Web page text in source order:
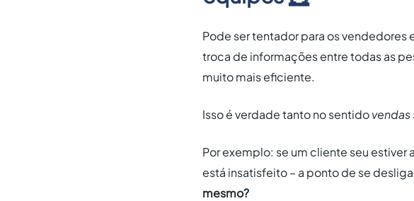
Pode ser tentador para os vendedores
troca de informações entre todas as
muito mais eficiente.
Isso é verdade tanto no sentido
Por exemplo: se um cliente seu
está insatisfeito – a ponto de se
mesmo?